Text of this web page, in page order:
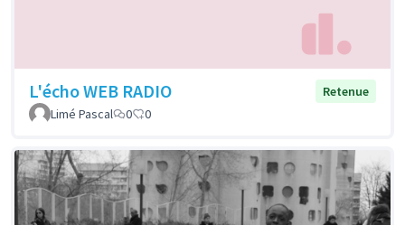
L'écho WEB RADIO
Retenue
Limé Pascal
0 0